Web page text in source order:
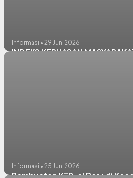
Informasi • 29 Juni 2026
INDEKS KEPUASAN
Informasi • 25 Juni 2026
Pembuatan KTP-el Baru di